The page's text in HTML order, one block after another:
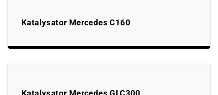
Katalysator Mercedes C160
Katalysator Mercedes GLC300